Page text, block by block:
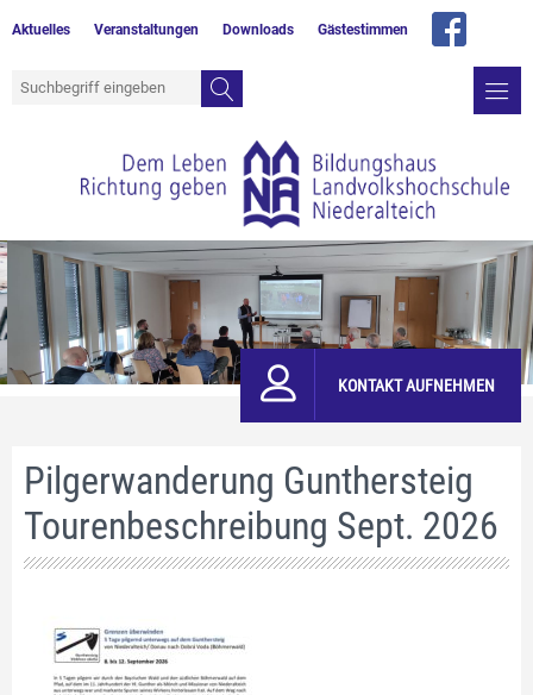
Aktuelles Veranstaltungen Downloads Gästestimmen
KONTAKT AUFNEHMEN
Pilgerwanderung Gunthersteig
Tourenbeschreibung Sept. 2026